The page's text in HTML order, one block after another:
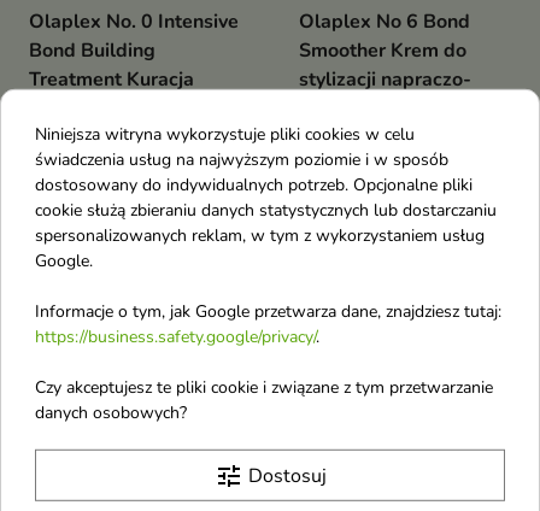
Olaplex No. 0 Intensive
Bond Building
Treatment Kuracja
155 ml
Kuracja naprawcza do włosów
Olaplex No 6 Bond
Smoother Krem do
stylizacji napraczo-
Krem oferuje kompleksową
pielęgnację, regenerując włosy,
nawilżając je i zapewniając
ochronę przed szkodliwym
działaniem wysokich temperatur
Obecnie brak na stanie
favorite_border
Olaplex No. 7 Bonding
Obecnie brak na stanie favorite_border
Olaplex No. 3 Hair
Niniejsza witryna wykorzystuje pliki cookies w celu
świadczenia usług na najwyższym poziomie i w sposób
dostosowany do indywidualnych potrzeb. Opcjonalne pliki
cookie służą zbieraniu danych statystycznych lub dostarczaniu
spersonalizowanych reklam, w tym z wykorzystaniem usług
Google.
Informacje o tym, jak Google przetwarza dane, znajdziesz tutaj:
https://business.safety.google/privacy/.
Czy akceptujesz te pliki cookie i związane z tym przetwarzanie
danych osobowych?
tune Dostosuj